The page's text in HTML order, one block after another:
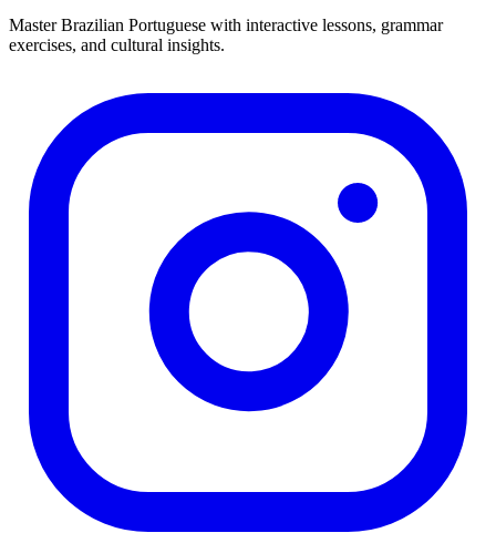
Master Brazilian Portuguese with interactive lessons, grammar
exercises, and cultural insights.